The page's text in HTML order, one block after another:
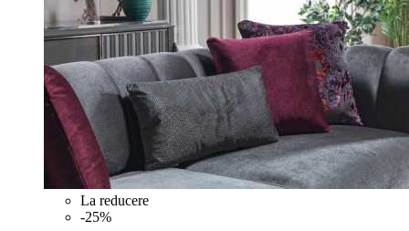
La reducere
-25%